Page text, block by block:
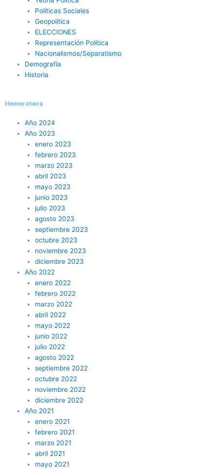
Políticas Sociales
Geopolítica
ELECCIONES
Representación Política
Nacionalismos/Separatismo
Demografía
Historia
Hemeroteca
Año 2024
Año 2023
enero 2023
febrero 2023
marzo 2023
abril 2023
mayo 2023
junio 2023
julio 2023
agosto 2023
septiembre 2023
octubre 2023
noviembre 2023
diciembre 2023
Año 2022
enero 2022
febrero 2022
marzo 2022
abril 2022
mayo 2022
junio 2022
julio 2022
agosto 2022
septiembre 2022
octubre 2022
noviembre 2022
diciembre 2022
Año 2021
enero 2021
febrero 2021
marzo 2021
abril 2021
mayo 2021